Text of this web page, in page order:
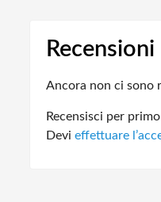
Recensioni
Ancora non ci sono
Recensisci per
Devi effettuare